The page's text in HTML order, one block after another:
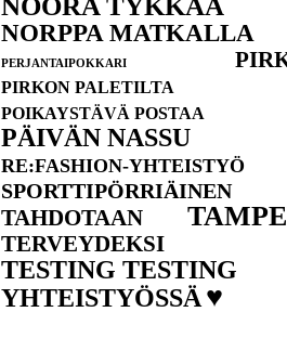
NOORA TYKKÄÄ
NORPPA MATKALLA
PERJANTAIPOKKARI
PIRKON PALETILTA
POIKAYSTÄVÄ POSTAA
PÄIVÄN NASSU
RE:FASHION-YHTEISTYÖ
SPORTTIPÖRRIÄINEN
TAHDOTAAN
TERVEYDEKSI
TESTING TESTING
YHTEISTYÖSSÄ♥